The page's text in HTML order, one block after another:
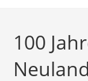
100
Neuland